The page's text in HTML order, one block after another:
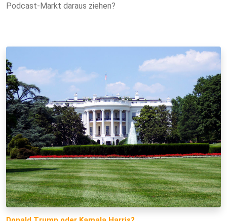
Podcast-Markt daraus ziehen?